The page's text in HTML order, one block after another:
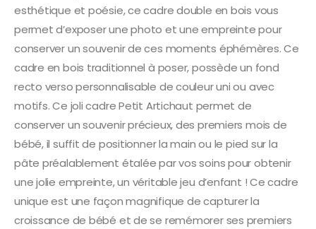
esthétique et poésie, ce cadre double en bois vous
permet d’exposer une photo et une empreinte pour
conserver un souvenir de ces moments éphémères. Ce
cadre en bois traditionnel à poser, possède un fond
recto verso personnalisable de couleur uni ou avec
motifs. Ce joli cadre Petit Artichaut permet de
conserver un souvenir précieux, des premiers mois de
bébé, il suffit de positionner la main ou le pied sur la
pâte préalablement étalée par vos soins pour obtenir
une jolie empreinte, un véritable jeu d’enfant ! Ce cadre
unique est une façon magnifique de capturer la
croissance de bébé et de se remémorer ses premiers